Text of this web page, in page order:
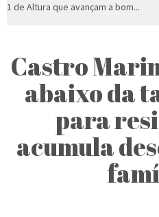
1 de Altura que avançam a bom...
Castro
abaixo da
para
acumula